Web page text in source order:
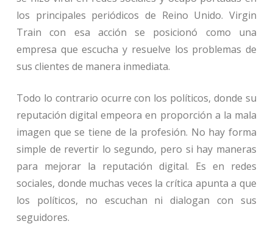
los principales periódicos de Reino Unido. Virgin
Train con esa acción se posicionó como una
empresa que escucha y resuelve los problemas de
sus clientes de manera inmediata.
Todo lo contrario ocurre con los políticos, donde su
reputación digital empeora en proporción a la mala
imagen que se tiene de la profesión. No hay forma
simple de revertir lo segundo, pero si hay maneras
para mejorar la reputación digital. Es en redes
sociales, donde muchas veces la crítica apunta a que
los políticos, no escuchan ni dialogan con sus
seguidores.